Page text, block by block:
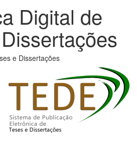
Digital de
e Dissertações